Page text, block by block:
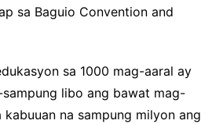
sa Baguio Convention and
sa 1000 mag-aaral ay
libo ang bawat mag-
na sampung milyon ang